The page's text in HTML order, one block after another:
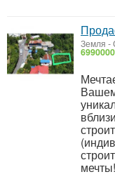
Земля -